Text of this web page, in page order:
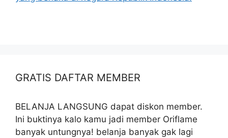
GRATIS DAFTAR MEMBER
BELANJA LANGSUNG dapat diskon member.
Ini buktinya kalo kamu jadi member Oriflame
banyak untungnya! belanja banyak gak lagi